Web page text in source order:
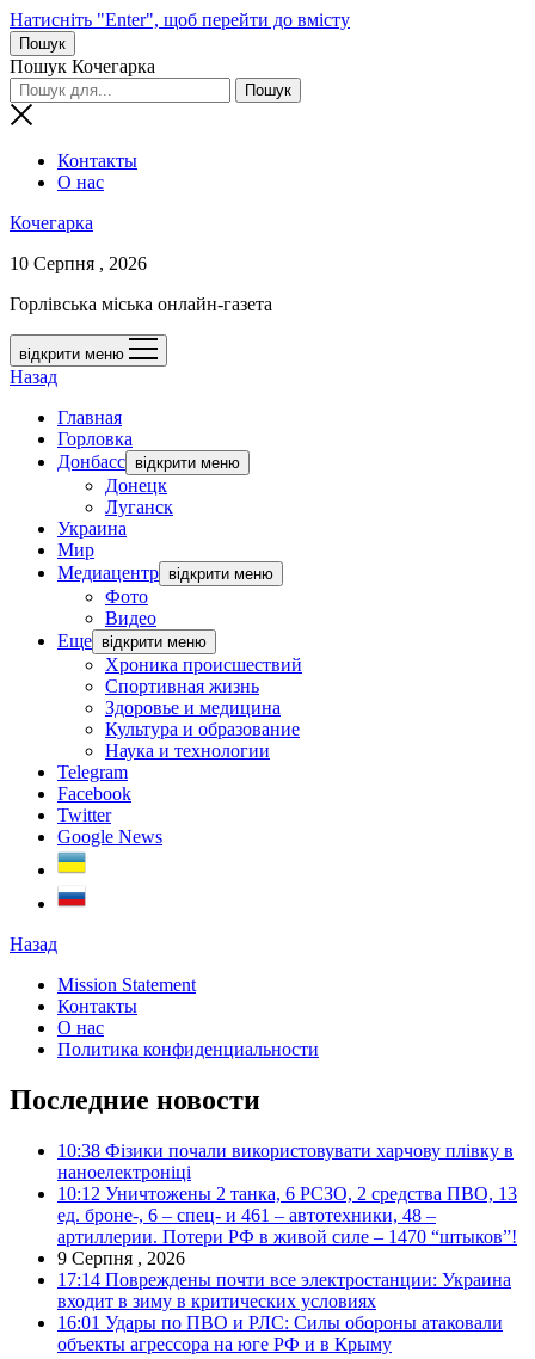
Натисніть "Enter", щоб перейти до вмісту
Пошук
Пошук Кочегарка
Контакты
О нас
Кочегарка
10 Серпня , 2026
Горлівська міська онлайн-газета
відкрити меню
Назад
Главная
Горловка
Донбасс відкрити меню
Донецк
Луганск
Украина
Мир
Медиацентр відкрити меню
Фото
Видео
Еще відкрити меню
Хроника происшествий
Спортивная жизнь
Здоровье и медицина
Культура и образование
Наука и технологии
Telegram
Facebook
Twitter
Google News
Назад
Mission Statement
Контакты
О нас
Политика конфиденциальности
Последние новости
10:38 Фізики почали використовувати харчову плівку в
наноелектроніці
10:12 Уничтожены 2 танка, 6 РСЗО, 2 средства ПВО, 13
ед. броне-, 6 – спец- и 461 – автотехники, 48 –
артиллерии. Потери РФ в живой силе – 1470 “штыков”!
9 Серпня , 2026
17:14 Повреждены почти все электростанции: Украина
входит в зиму в критических условиях
16:01 Удары по ПВО и РЛС: Силы обороны атаковали
объекты агрессора на юге РФ и в Крыму